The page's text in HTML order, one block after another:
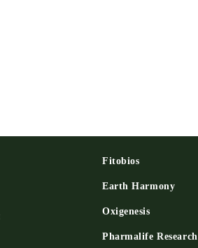
Fitobios
Earth Harmony
Oxigenesis
Pharmalife Research